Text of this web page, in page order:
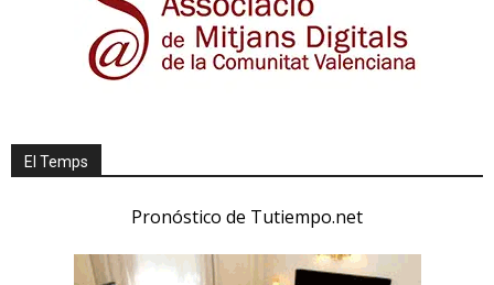
El Temps
Pronóstico de Tutiempo.net